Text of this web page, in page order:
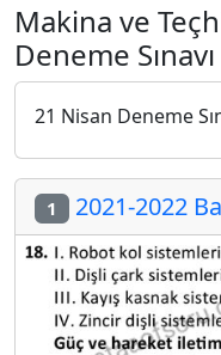
Makina ve
Deneme
21 Nisan Deneme
1 2021-2022